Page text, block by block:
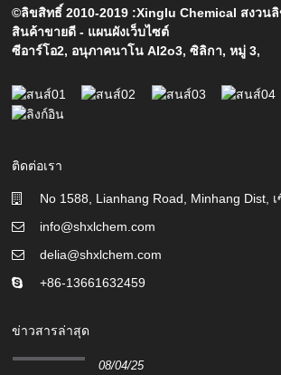
©ลิขสิทธิ์ 2010-2019 :Xinglu Chemical สงวน
สินค้าขายดี - แผนผังเว็บไซต์
ซีอาร์โอ2, อนุภาคนาโน Al2o3,ซิลิกา,หมู่ 3,
ติดต่อเรา
No 1588, Lianhang Road, Minhang Dist,
info@shxlchem.com
delia@shxlchem.com
+86-13661632459
ข่าวสารล่าสุด
08/04/25